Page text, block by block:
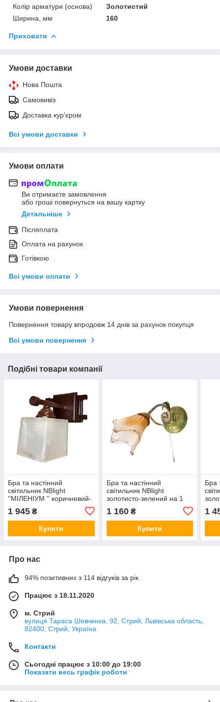
Колір арматури (основа)
Золотистий
Ширина, мм
160
Приховати
Умови доставки
Нова Пошта
Самовивіз
Доставка кур'єром
Всі умови доставки
Умови оплати
Ви отримаєте замовлення
або гроші повернуться на вашу картку
Детальніше
Післяплата
Оплата на рахунок
Готівкою
Всі умови оплати
Умови повернення
Повернення товару впродовж 14 днів за рахунок покупця
Всі умови повернення
Подібні товари компанії
Бра та настінний
світильник NBlight
''МІЛЕНІУМ '' коричневий-
1 945 ₴
Купити
Бра та настінний
світильник NBlight
золотисто-зелений на 1
1 160₴
Купити
Бра
1
Про нас
94% позитивних з 114 відгуків за рік
Працює з 18.11.2020
м. Стрий
вулиця Тараса Шевченка, 92, Стрий, Львівська область,
82400, Стрий, Україна
Контакти
Сьогодні працює з 10:00 до 19:00
Показати весь графік роботи